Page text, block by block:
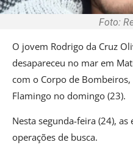
Foto:
O jovem Rodrigo da Cruz
desapareceu no mar em
com o Corpo de
Flamingo no domingo (23).
Nesta segunda-feira (24),
operações de busca.